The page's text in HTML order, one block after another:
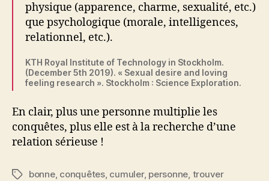
physique (apparence, charme, sexualité, etc.)
que psychologique (morale, intelligences,
relationnel, etc.).
KTH Royal Institute of Technology in Stockholm.
(December 5th 2019). « Sexual desire and loving
feeling research ». Stockholm : Science Exploration.
En clair, plus une personne multiplie les
conquêtes, plus elle est à la recherche d’une
relation sérieuse !
Étiquettes
bonne, conquêtes, cumuler, personne trouver